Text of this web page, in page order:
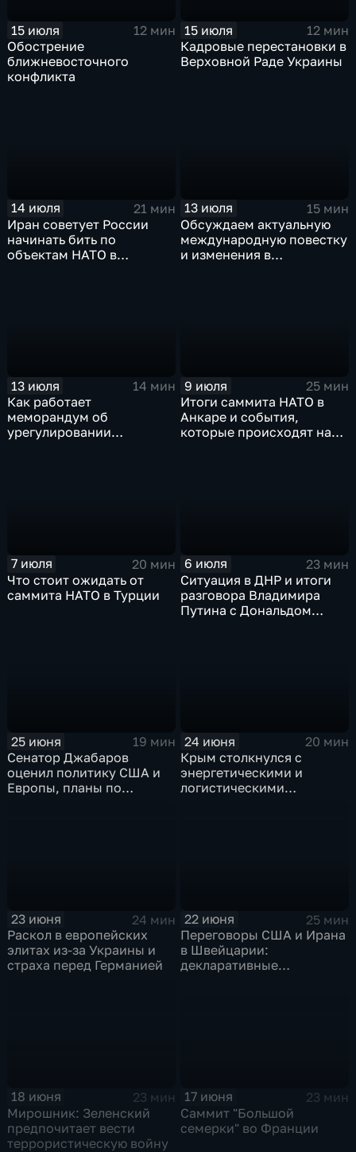
15 июля
12 мин
Обострение
ближневосточного
конфликта
15 июля
12 мин
Кадровые перестановки в
Верховной Раде Украины
14 июля
21 мин
Иран советует России
начинать бить по
объектам НАТО в
13 июля
15 мин
Обсуждаем актуальную
международную повестку
и изменения в
13 июля
14 мин
Как работает
меморандум об
урегулировании
9 июля
25 мин
Итоги саммита НАТО в
Анкаре и события,
которые происходят на
7 июля
20 мин
Что стоит ожидать от
саммита НАТО в Турции
6 июля
23 мин
Ситуация в ДНР и итоги
разговора Владимира
Путина с Дональдом
25 июня
19 мин
Сенатор Джабаров
оценил политику США и
Европы, планы по
24 июня
20 мин
Крым столкнулся с
энергетическими и
логистическими
23 июня
24 мин
Раскол в европейских
элитах из-за Украины и
страха перед Германией
22 июня
25 мин
Переговоры США и Ирана
в Швейцарии:
декларативные
18 июня
23 мин
Мирошник: Зеленский
предпочитает вести
террористическую войну
17 июня
23 мин
Саммит "Большой
семерки" во Франции